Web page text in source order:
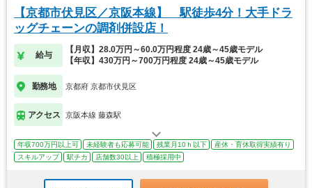
【京都市伏見区／京阪本線】 駅徒歩4分！大手ドラ
ッグチェーンの調剤併設店！
給与
【月収】28.0万円～60.0万円程度 24歳～45歳モデル
【年収】430万円～700万円程度 24歳～45歳モデル
勤務地 京都府 京都市伏見区
アクセス 京阪本線 藤森駅
年収700万円以上可 未経験者も応募可能 残業月10ｈ以下
産休・育休取得実績有り
スキルアップ
駅チカ 店舗数30以上 積極採用中